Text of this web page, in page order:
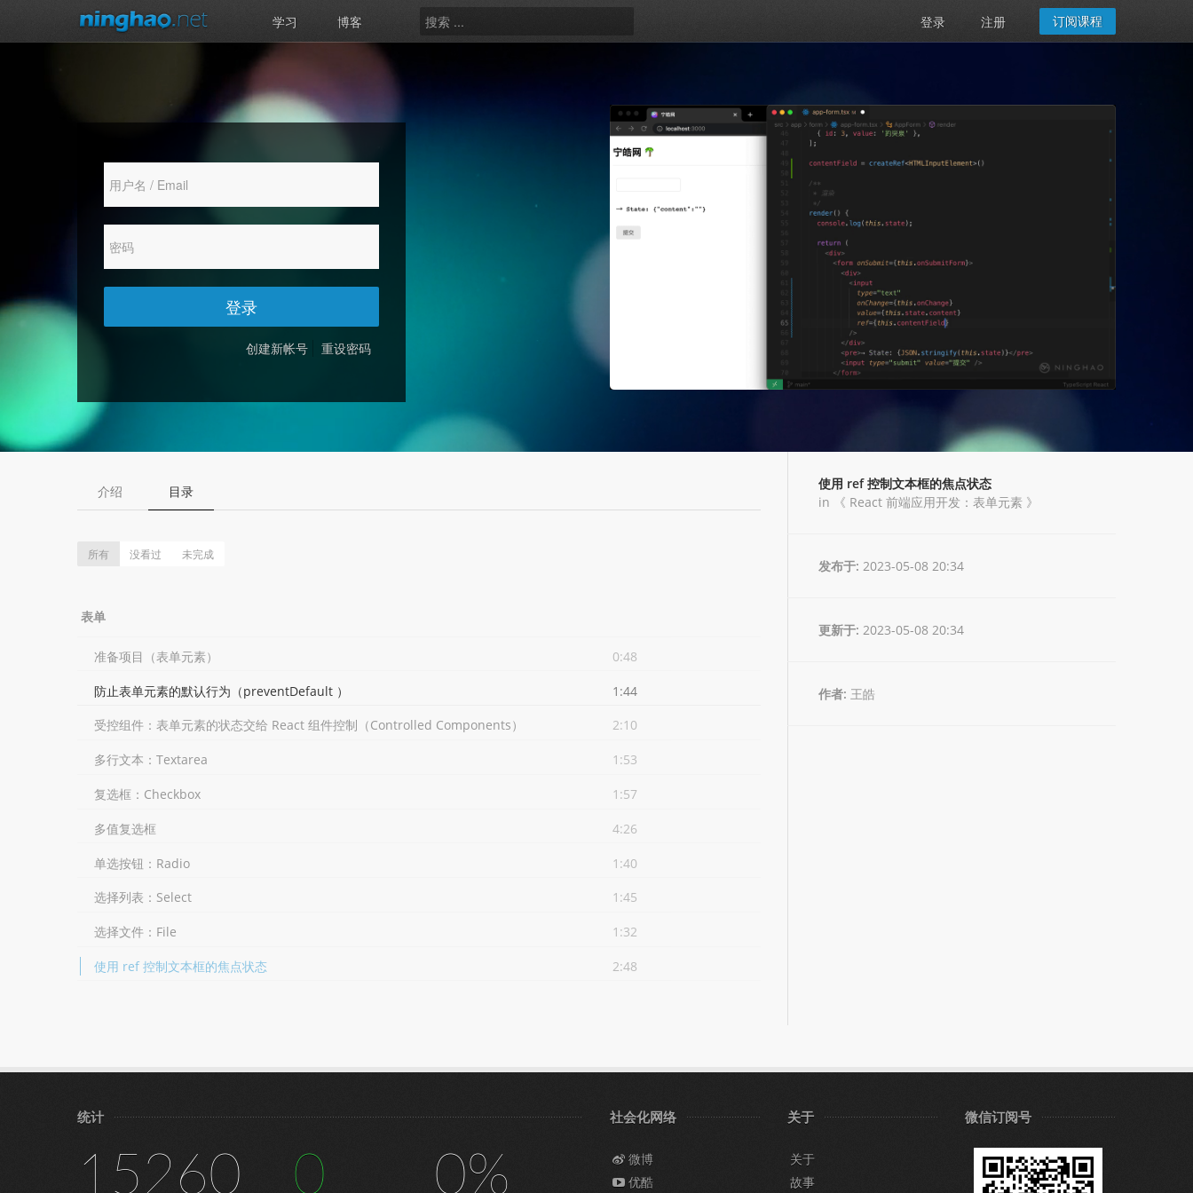
学习 博客 登录 注册 订阅课程
创建新帐号 重设密码
登录
介绍 目录
所有 没看过 未完成
表单
准备项目（表单元素） 0:48
防止表单元素的默认行为（preventDefault ） 1:44
受控组件：表单元素的状态交给 React 组件控制（Controlled Components） 2:10
多行文本：Textarea 1:53
复选框：Checkbox 1:57
多值复选框 4:26
单选按钮：Radio 1:40
选择列表：Select 1:45
选择文件：File 1:32
使用 ref 控制文本框的焦点状态 2:48
使用 ref 控制文本框的焦点状态
in 《 React 前端应用开发：表单元素 》
发布于: 2023-05-08 20:34
更新于: 2023-05-08 20:34
作者: 王皓
统计
15260 0 0%
社会化网络
微博
优酷
关于
关于
故事
微信订阅号